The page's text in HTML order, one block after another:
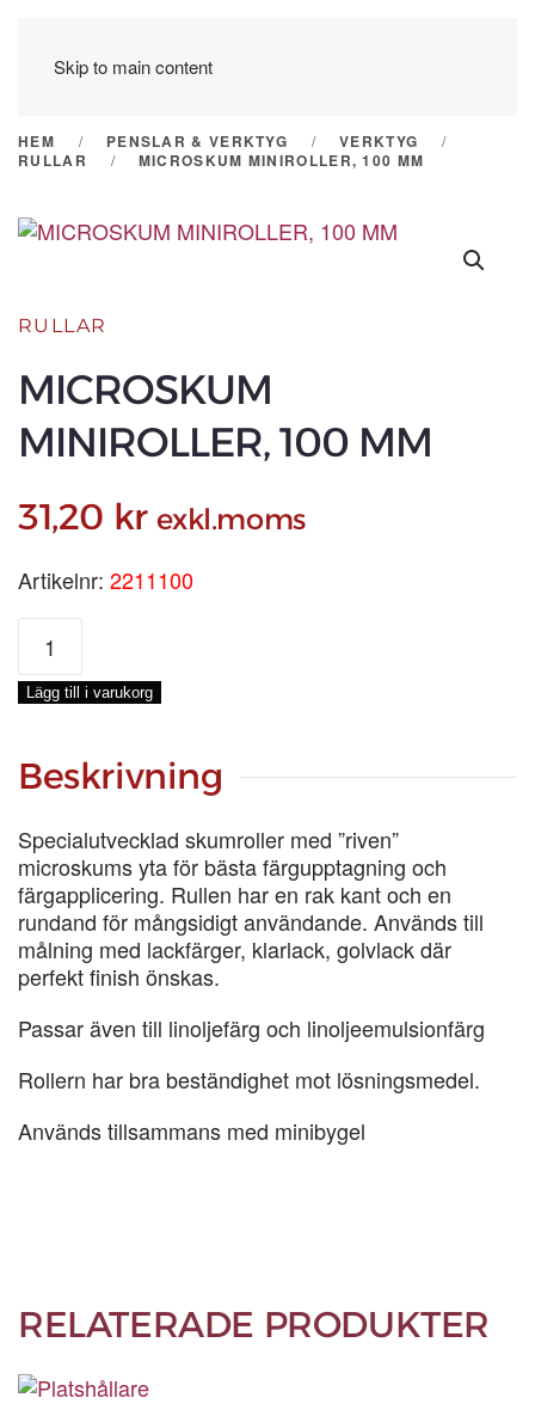
Skip to main content
HEM PENSLAR & VERKTYG
VERKTYG
RULLAR
MICROSKUM MINIROLLER, 100 MM
RULLAR
MICROSKUM
MINIROLLER, 100 MM
31,20 kr exkl.moms
Artikelnr: 2211100
MICROSKUM
MINIROLLER,
100
MM
Lägg till i varukorg
Beskrivning
Specialutvecklad skumroller med ”riven”
microskums yta för bästa färgupptagning och
färgapplicering. Rullen har en rak kant och en
rundand för mångsidigt användande. Används till
målning med lackfärger, klarlack, golvlack där
perfekt finish önskas.
Passar även till linoljefärg och linoljeemulsionfärg
Rollern har bra beständighet mot lösningsmedel.
Används tillsammans med minibygel
RELATERADE PRODUKTER